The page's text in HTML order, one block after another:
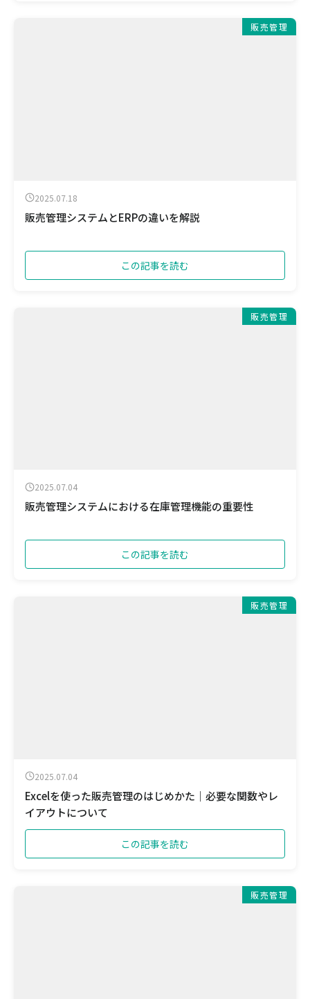
販売管理
2025.07.18
販売管理システムとERPの違いを解説
この記事を読む
販売管理
2025.07.04
販売管理システムにおける在庫管理機能の重要性
この記事を読む
販売管理
2025.07.04
Excelを使った販売管理のはじめかた｜必要な関数やレ
イアウトについて
この記事を読む
販売管理